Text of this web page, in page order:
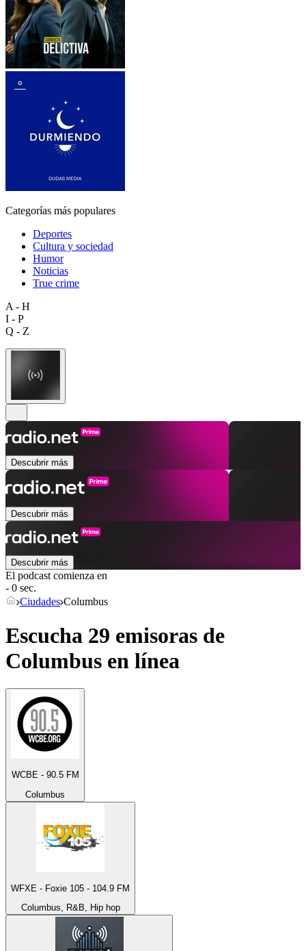
Categorías más populares
Deportes
Cultura y sociedad
Humor
Noticias
True crime
A - H
I - P
Q - Z
Descubrir más
Descubrir más
Descubrir más
El podcast comienza en
- 0 sec.
Ciudades Columbus
Escucha 29 emisoras de
Columbus en línea
WCBE - 90.5 FM
Columbus
WFXE - Foxie 105 - 104.9 FM
Columbus, R&B, Hip hop